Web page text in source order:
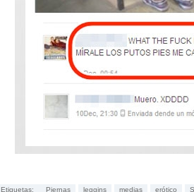
Etiquetas: Piernas leggins medias erótico